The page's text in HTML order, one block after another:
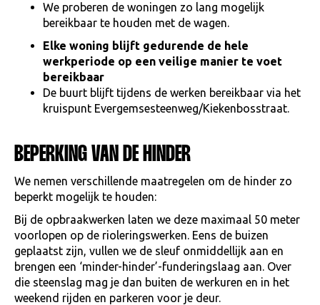
We proberen de woningen zo lang mogelijk
bereikbaar te houden met de wagen.
Elke woning blijft gedurende de hele
werkperiode op een veilige manier te voet
bereikbaar
De buurt blijft tijdens de werken bereikbaar via het
kruispunt Evergemsesteenweg/Kiekenbosstraat.
BEPERKING VAN DE HINDER
We nemen verschillende maatregelen om de hinder zo
beperkt mogelijk te houden:
Bij de opbraakwerken laten we deze maximaal 50 meter
voorlopen op de rioleringswerken. Eens de buizen
geplaatst zijn, vullen we de sleuf onmiddellijk aan en
brengen een ‘minder-hinder’-funderingslaag aan. Over
die steenslag mag je dan buiten de werkuren en in het
weekend rijden en parkeren voor je deur.